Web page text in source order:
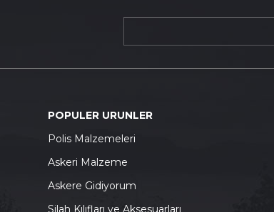
POPULER URUNLER
Polis Malzemeleri
Askeri Malzeme
Askere Gidiyorum
Silah Kılıfları ve Aksesuarları